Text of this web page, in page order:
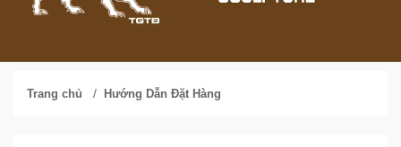
Trang chủ / Hướng Dẫn Đặt Hàng